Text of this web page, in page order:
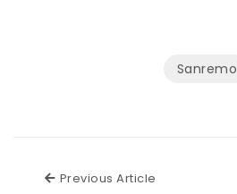
Sanremo
Previous Article